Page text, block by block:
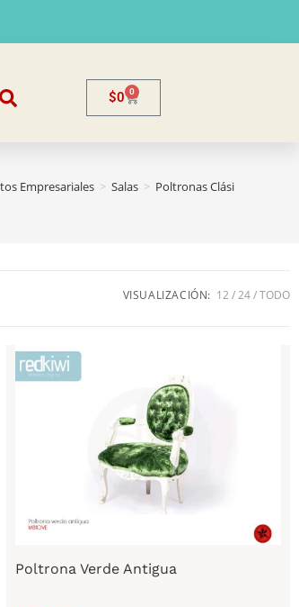
$0 0
Empresariales > Salas > Poltronas Clásicas
VISUALIZACIÓN: 12 24 TODO
Poltrona Verde Antigua